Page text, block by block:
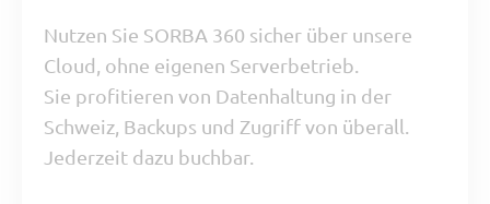
Nutzen Sie SORBA 360 sicher über unsere
Cloud, ohne eigenen Serverbetrieb.
Sie profitieren von Datenhaltung in der
Schweiz, Backups und Zugriff von überall.
Jederzeit dazu buchbar.